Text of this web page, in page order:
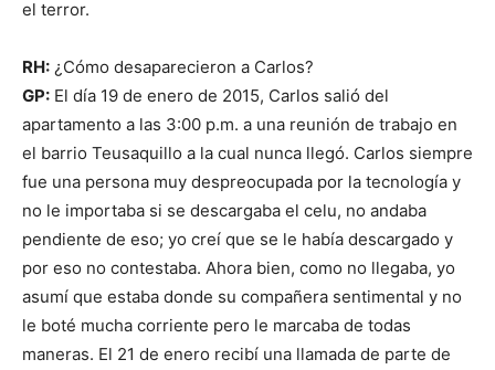
el terror.
RH: ¿Cómo desaparecieron a Carlos?
GP: El día 19 de enero de 2015, Carlos salió del
apartamento a las 3:00 p.m. a una reunión de trabajo en
el barrio Teusaquillo a la cual nunca llegó. Carlos siempre
fue una persona muy despreocupada por la tecnología y
no le importaba si se descargaba el celu, no andaba
pendiente de eso; yo creí que se le había descargado y
por eso no contestaba. Ahora bien, como no llegaba, yo
asumí que estaba donde su compañera sentimental y no
le boté mucha corriente pero le marcaba de todas
maneras. El 21 de enero recibí una llamada de parte de